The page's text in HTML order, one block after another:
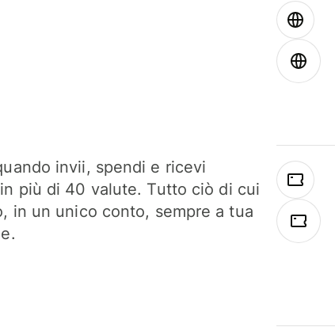
invii, spendi e ricevi
più di 40 valute. Tutto ciò di cui
in un unico conto, sempre a tua